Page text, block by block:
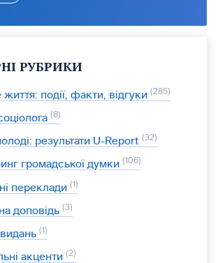
РУБРИКИ
події, факти, відгуки 285
8
результати U-Report 32
громадської думки 106
переклади 1
доповідь 3
1
акценти 2